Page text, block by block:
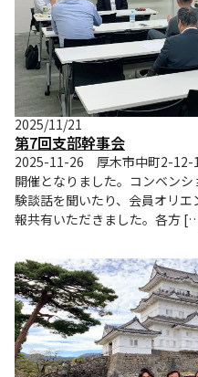
2025/11/21
第7回支部幹事会
2025-11-26 厚木市中町2-12-
開催となりました。コンベン
験談話を聞いたり、会員オリ
報共有いただきました。各方